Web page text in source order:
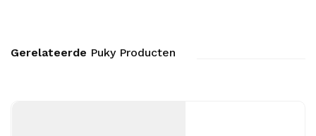
Gerelateerde Puky Producten